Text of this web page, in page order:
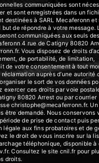
communiquées sont
et sont enregistrées dans un
destinées à SARL Mecaferonn et
de répondre à votre message.
communiquées aux seuls
4 rue de Catigny 80820
Vous disposez de droits
de portabilité, de limitation,
de votre consentement à tout
auprès d’une autorité
le sort de vos données
exercer ces droits par voie
80820 Arrest ou par courrier
christophe@mecaferronn.fr.
être demandé. Nous conservons
de prise de contact puis
légale aux fins probatoires et de
le droit de vous inscrire sur la
téléphonique, disponible à
. Consultez le site cnil.fr pour
droits.